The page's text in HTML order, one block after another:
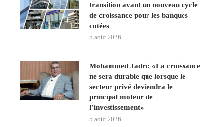
transition avant un nouveau cycle
de croissance pour les banques
cotées
5 août 2026
Mohammed Jadri: «La croissance
ne sera durable que lorsque le
secteur privé deviendra le
principal moteur de
l’investissement»
5 août 2026